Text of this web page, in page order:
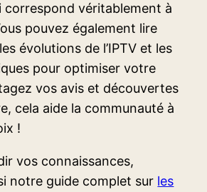
correspond véritablement à
pouvez également lire
évolutions de l’IPTV et les
pour optimiser votre
vos avis et découvertes
cela aide la communauté à
!
vos connaissances,
notre guide complet sur les